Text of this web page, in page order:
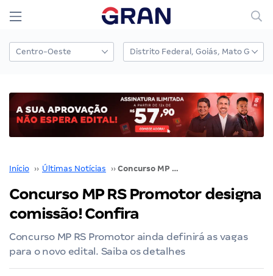
Início ›› Últimas Notícias ›› Concurso MP RS Promotor designa comissão! Confira
Concurso MP RS Promotor designa
comissão! Confira
Concurso MP RS Promotor ainda definirá as vagas
para o novo edital. Saiba os detalhes